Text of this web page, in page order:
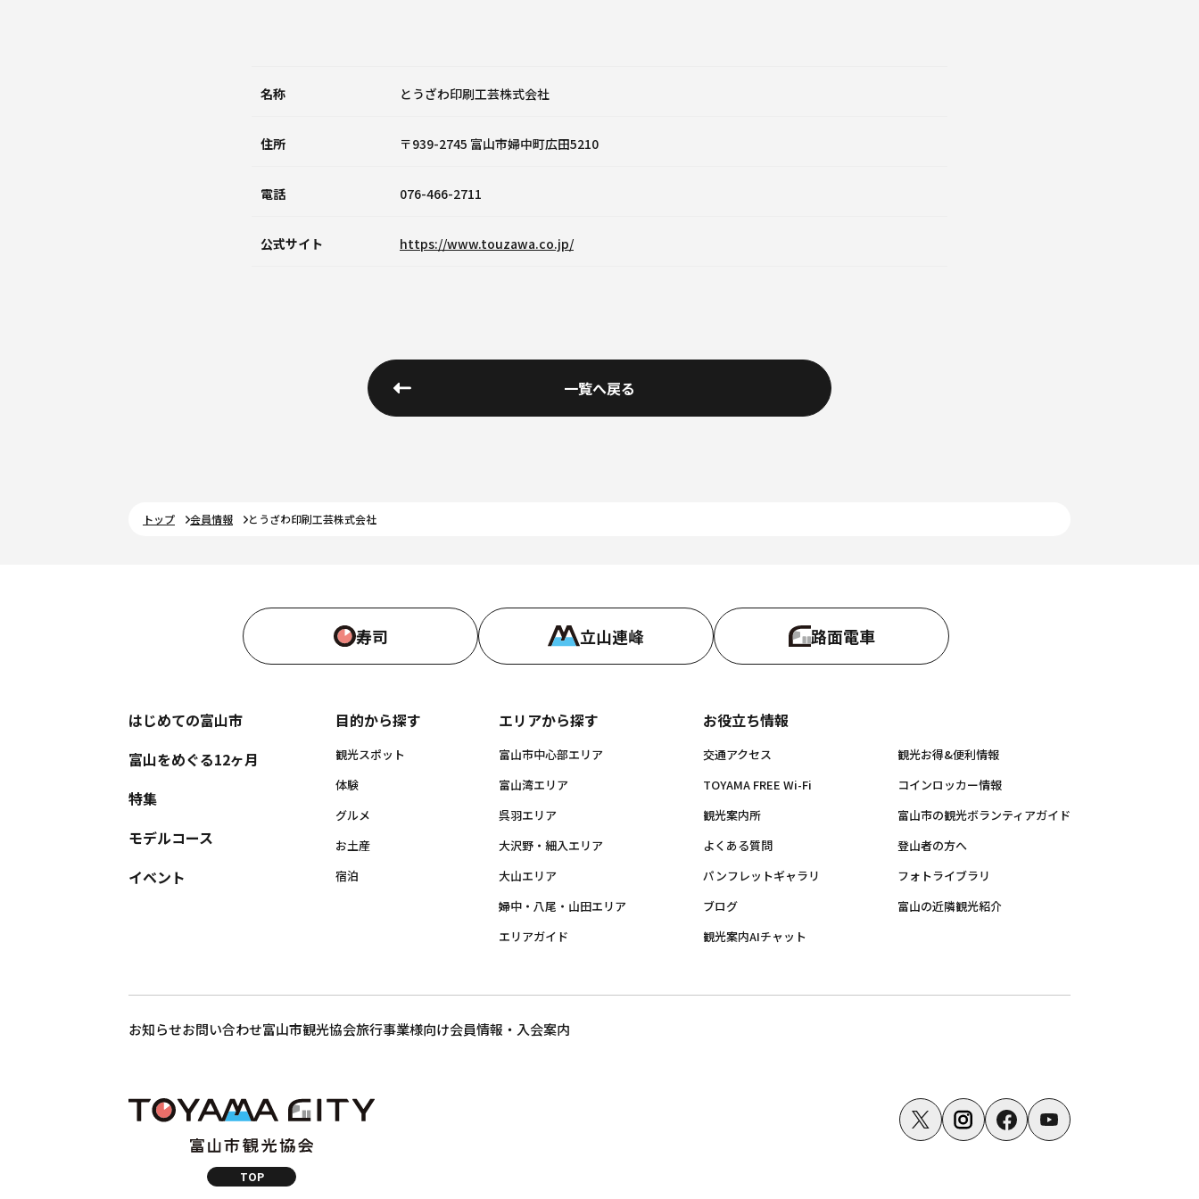
名称 とうざわ印刷工芸株式会社
住所 〒939-2745 富山市婦中町広田5210
電話 076-466-2711
公式サイト https://www.touzawa.co.jp/
一覧へ戻る
トップ 会員情報 とうざわ印刷工芸株式会社
寿司 立山連峰 路面電車
はじめての富山市
富山をめぐる12ヶ月
特集
モデルコース
イベント
目的から探す
観光スポット
体験
グルメ
お土産
宿泊
エリアから探す
富山市中心部エリア
富山湾エリア
呉羽エリア
大沢野・細入エリア
大山エリア
婦中・八尾・山田エリア
エリアガイド
お役立ち情報
交通アクセス
観光お得&便利情報
TOYAMA FREE Wi-Fi
コインロッカー情報
観光案内所
富山市の観光ボランティアガイド
よくある質問
登山者の方へ
パンフレットギャラリ
フォトライブラリ
ブログ
富山の近隣観光紹介
観光案内AIチャット
お知らせお問い合わせ富山市観光協会旅行事業様向け会員情報・入会案内
TOP